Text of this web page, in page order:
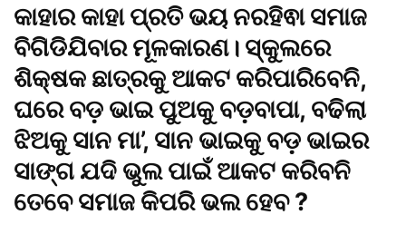
କାହାର କାହା ପ୍ରତି ଭୟ ନରହିଵା ସମାଜ
ବିଗିଡିଯିବାର ମୂଳକାରଣ। ସ୍କୁଲରେ
ଶିକ୍ଷକ ଛାତ୍ରକୁ ଆକଟ କରିପାରିବେନି,
ଘରେ ବଡ଼ ଭାଇ ପୁଅକୁ ବଡ଼ବାପା, ବଢିଲା
ଝିଅକୁ ସାନ ମା’, ସାନ ଭାଇକୁ ବଡ଼ ଭାଇର
ସାଙ୍ଗ ଯଦି ଭୁଲ ପାଇଁ ଆକଟ କରିବନି
ତେବେ ସମାଜ କିପରି ଭଲ ହେବ ?